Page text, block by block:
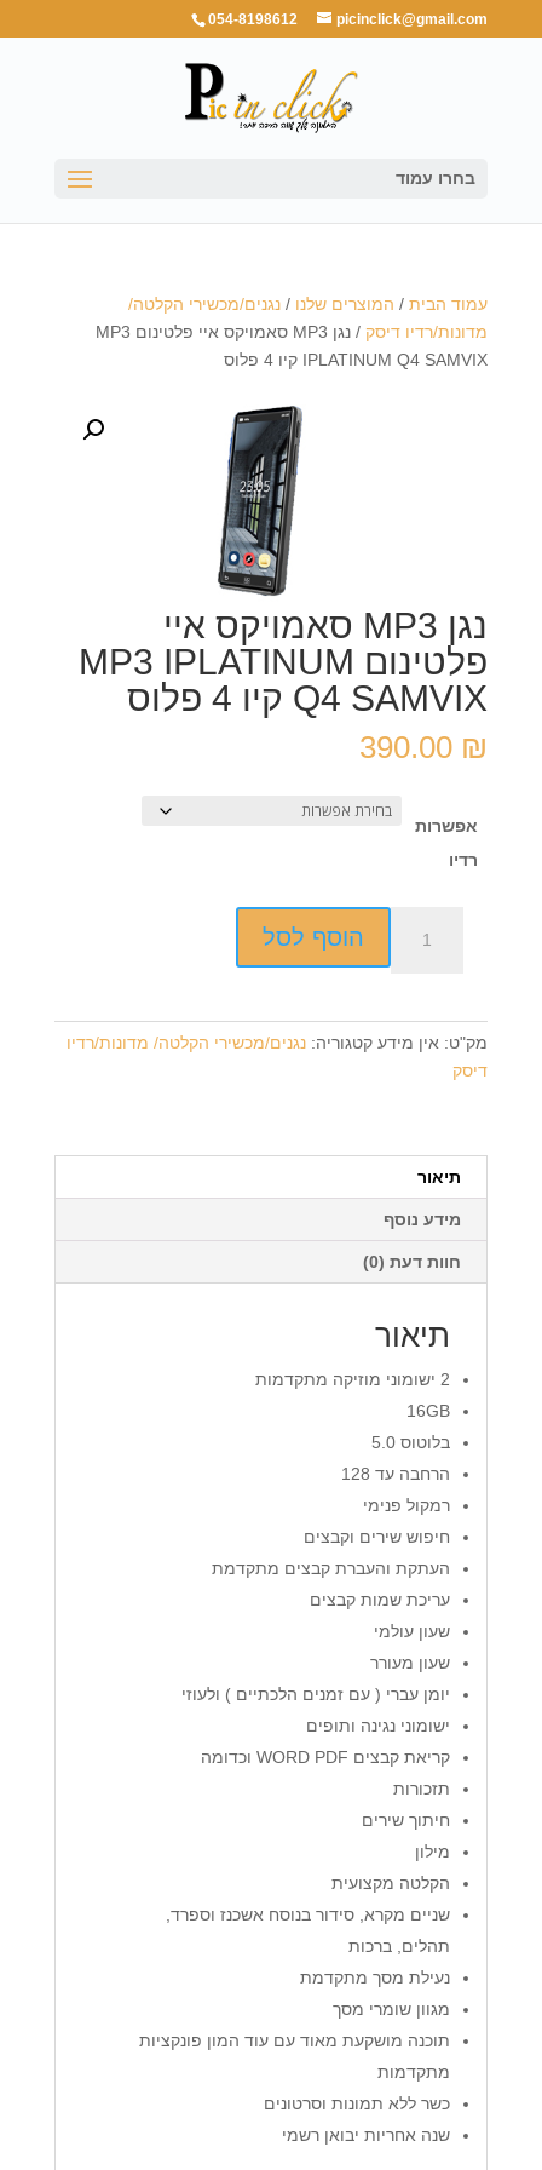
054-8198612 picinclick@gmail.com
בחרו עמוד
עמוד הבית/ המוצרים שלנו / נגנים/מכשירי הקלטה/
מדונות/רדיו דיסק
/ נגן MP3 סאמויקס איי פלטינום MP3
IPLATINUM Q4 SAMVIX קיו 4 פלוס
נגן MP3 סאמויקס איי
פלטינום MP3 IPLATINUM
Q4 SAMVIX קיו 4 פלוס
390.00 ₪
אפשרות
רדיו
פלטינום
Q4
SAMVIX
קיו
פלוס
הוסף לסל
מק"ט: אין מידע קטגוריה: נגנים/מכשירי הקלטה/ מדונות/רדיו
דיסק
תיאור
מידע נוסף
חוות דעת (0)
תיאור
2 ישומוני מוזיקה מתקדמות
16GB
בלוטוס 5.0
הרחבה עד 128
רמקול פנימי
חיפוש שירים וקבצים
העתקת והעברת קבצים מתקדמת
עריכת שמות קבצים
שעון עולמי
שעון מעורר
יומן עברי ( עם זמנים הלכתיים ) ולעוזי
ישומוני נגינה ותופים
קריאת קבצים WORD PDF וכדומה
תזכורות
חיתוך שירים
מילון
הקלטה מקצועית
שניים מקרא, סידור בנוסח אשכנז וספרד,
תהלים, ברכות
נעילת מסך מתקדמת
מגוון שומרי מסך
תוכנה מושקעת מאוד עם עוד המון פונקציות
מתקדמות
כשר ללא תמונות וסרטונים
שנה אחריות יבואן רשמי